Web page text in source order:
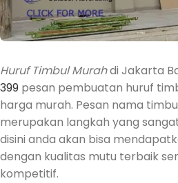
Huruf Timbul Murahdi Jakarta
399 pesan pembuatan huruf
harga murah. Pesan nama
merupakan langkah yang
disini anda akan bisa
dengan kualitas mutu terbaik
kompetitif.